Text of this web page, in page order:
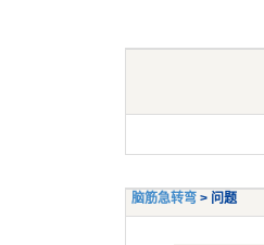
脑筋急转弯 > 问题